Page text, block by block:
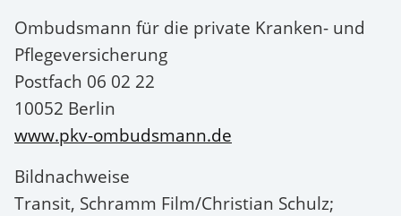
Ombudsmann für die private Kranken- und
Pflegeversicherung
Postfach 06 02 22
10052 Berlin
www.pkv-ombudsmann.de
Bildnachweise
Transit, Schramm Film/Christian Schulz;